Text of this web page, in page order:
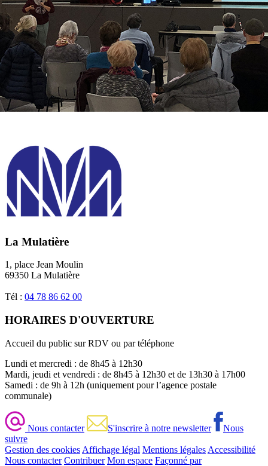
La Mulatière
1, place Jean Moulin
69350 La Mulatière
Tél : 04 78 86 62 00
HORAIRES D'OUVERTURE
Accueil du public sur RDV ou par téléphone
Lundi et mercredi : de 8h45 à 12h30
Mardi, jeudi et vendredi : de 8h45 à 12h30 et de 13h30 à 17h00
Samedi : de 9h à 12h (uniquement pour l’agence postale
communale)
Nous contacter S'inscrire à notre newsletter
Nous
suivre
Gestion des cookies Affichage légal Mentions légales Accessibilité
Nous contacter Contribuer Mon espace Façonné par